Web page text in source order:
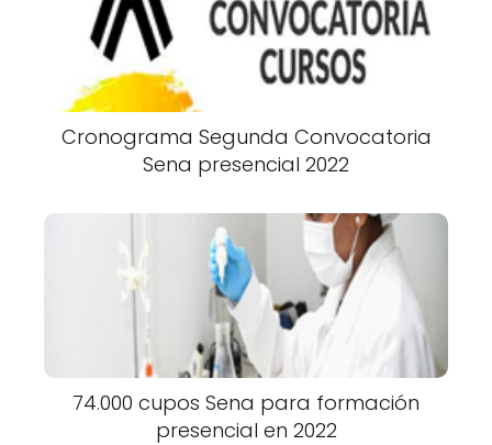
Cronograma Segunda Convocatoria
Sena presencial 2022
74.000 cupos Sena para formación
presencial en 2022